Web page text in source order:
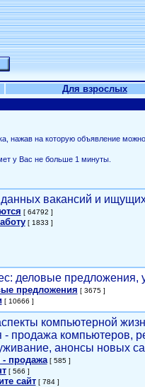
Для взрослых
нажав на которую объявление можно
у Вас не больше 1 минуты.
вакансий и
[ 64792 ]
[ 1833 ]
деловые предложения,
предложения [ 3675 ]
[ 10666 ]
компьютерной
- продажа компьютеров,
анонсы новых
- продажа[ 585 ]
[ 566 ]
сайт[ 784 ]